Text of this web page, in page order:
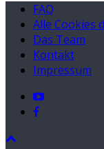
FAQ
Alle Cookies
Das Team
Kontakt
Impressum